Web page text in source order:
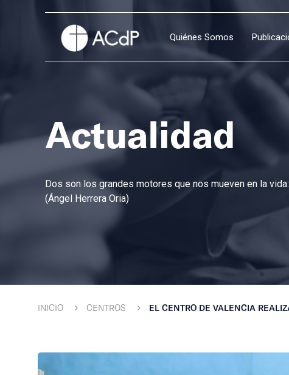
Quiénes Somos
Actualidad
Dos son los grandes motores que nos mueven en la
(Ángel Herrera Oria)
INICIO CENTROS EL CENTRO DE VALENCIA